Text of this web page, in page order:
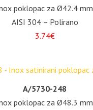
poklopac za Ø42.4 mm
AISI 304 – Polirano
3.74€
A/5730-248
poklopac za Ø48.3 mm